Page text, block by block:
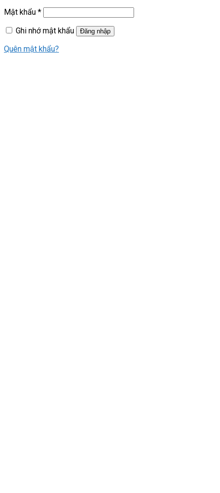
Mật khẩu *
Ghi nhớ mật khẩu
Đăng nhập
Quên mật khẩu?